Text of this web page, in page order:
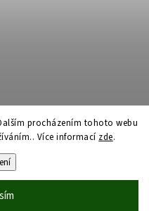
procházením tohoto webu
Více informací zde.
. Všechna práva vyhrazena.